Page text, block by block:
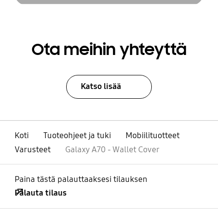
Ota meihin yhteyttä
Katso lisää
Koti Tuoteohjeet ja tuki
Mobiilituotteet
Varusteet
Galaxy A70 - Wallet Cover
Paina tästä palauttaaksesi tilauksen
Palauta tilaus